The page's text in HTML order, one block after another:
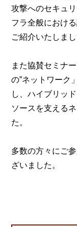
攻撃へのセキュ
フラ全般におけ
ご紹介いたしまし
また協賛セミナ
の”ネットワーク
し、ハイブリッ
ソースを支える
た。
多数の方々にご
ざいました。